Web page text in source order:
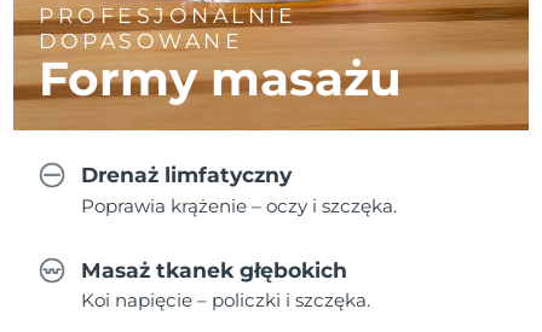
PROFESJONALNIE
DOPASOWANE
Formy masażu
Drenaż limfatyczny
Poprawia krążenie – oczy i szczęka.
Masaż tkanek głębokich
Koi napięcie – policzki i szczęka.